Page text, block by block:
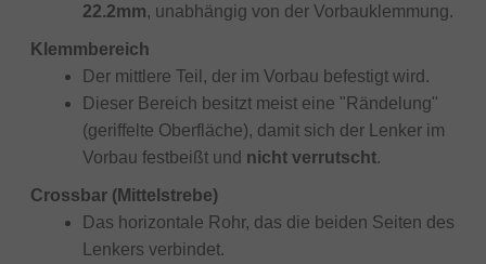
22.2mm, unabhängig von der Vorbauklemmung.
Klemmbereich
Der mittlere Teil, der im Vorbau befestigt wird.
Dieser Bereich besitzt meist eine "Rändelung"
(geriffelte Oberfläche), damit sich der Lenker im
Vorbau festbeißt und nicht verrutscht.
Crossbar (Mittelstrebe)
Das horizontale Rohr, das die beiden Seiten des
Lenkers verbindet.